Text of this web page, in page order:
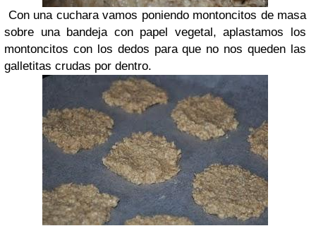
Con una cuchara vamos poniendo montoncitos de masa
sobre una bandeja con papel vegetal, aplastamos los
montoncitos con los dedos para que no nos queden las
galletitas crudas por dentro.